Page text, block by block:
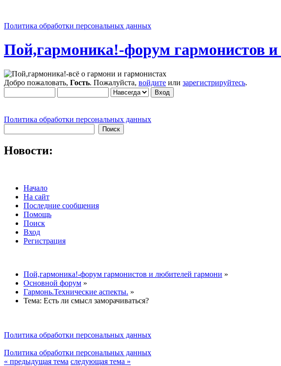
Политика обработки персональных данных
Пой,гармоника!-форум гармонистов
Добро пожаловать, Гость. Пожалуйста, войдите или зарегистрируйтесь.
Политика обработки персональных данных
Новости:
Начало
На сайт
Последние сообщения
Помощь
Поиск
Вход
Регистрация
Пой,гармоника!-форум гармонистов и любителей гармони »
Основной форум »
Гармонь.Технические аспекты. »
Тема: Есть ли смысл заморачиваться?
Политика обработки персональных данных
Политика обработки персональных данных
« предыдущая тема следующая тема »